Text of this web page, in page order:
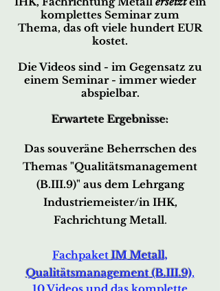
komplettes Seminar zum
Thema, das oft viele hundert EUR
kostet.
Die Videos sind - im Gegensatz zu
einem Seminar - immer wieder
abspielbar.
Erwartete Ergebnisse:
Das souveräne Beherrschen des
Themas "Qualitätsmanagement
(B.III.9)" aus dem Lehrgang
Industriemeister/in IHK,
Fachrichtung Metall.
FachpaketIM Metall,
Qualitätsmanagement (B.III.9),